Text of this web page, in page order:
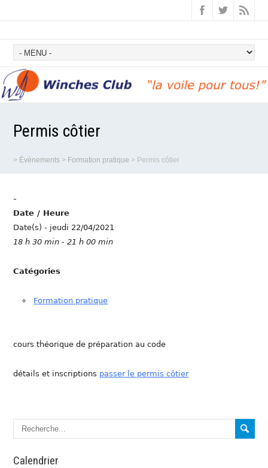
Permis côtier
> Évènements > Formation pratique > Permis côtier
-
Date / Heure
Date(s) - jeudi 22/04/2021
18 h 30 min - 21 h 00 min
Catégories
Formation pratique
cours théorique de préparation au code
détails et inscriptions passer le permis côtier
Calendrier